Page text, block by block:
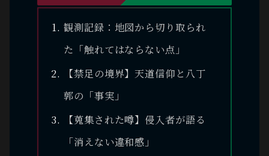
観測記録：地図から切り取られ
た「触れてはならない点」
【禁足の境界】天道信仰と八丁
郭の「事実」
【蒐集された噂】侵入者が語る
「消えない違和感」